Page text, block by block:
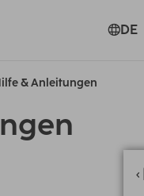
DE
& Anleitungen